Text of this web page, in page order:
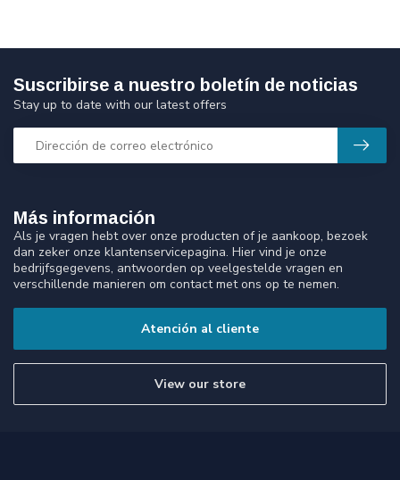
Más información
Als je vragen hebt over onze producten of je aankoop, bezoek
dan zeker onze klantenservicepagina. Hier vind je onze
bedrijfsgegevens, antwoorden op veelgestelde vragen en
verschillende manieren om contact met ons op te nemen.
Atención al cliente
View our store
Suscribirse a nuestro boletín de noticias
Stay up to date with our latest offers